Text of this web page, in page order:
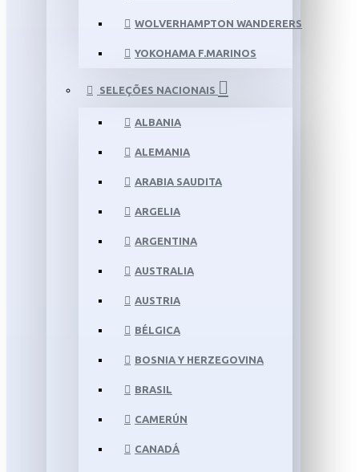
WOLVERHAMPTON WANDERERS
YOKOHAMA F.MARINOS
SELEÇÕES NACIONAIS
ALBANIA
ALEMANIA
ARABIA SAUDITA
ARGELIA
ARGENTINA
AUSTRALIA
AUSTRIA
BÉLGICA
BOSNIA Y HERZEGOVINA
BRASIL
CAMERÚN
CANADÁ